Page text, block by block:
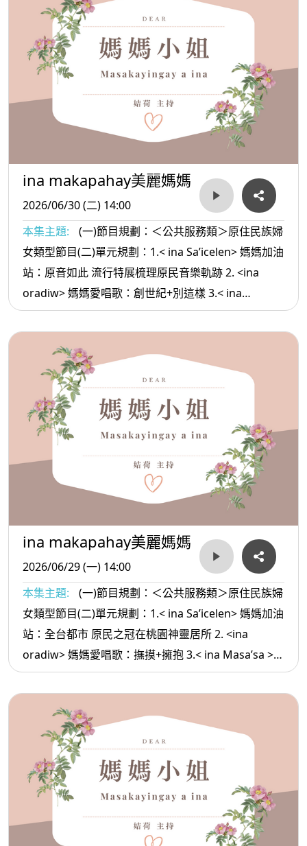
ina makapahay美麗媽媽
2026/06/30 (二) 14:00
本集主題:
(一)節目規劃：＜公共服務類＞原住民族婦
女類型節目(二)單元規劃：1.< ina Sa’icelen> 媽媽加油
站：原音如此 流行特展梳理原民音樂軌跡 2. <ina
oradiw> 媽媽愛唱歌：創世紀+別這樣 3.< ina
Masa’sa >媽媽放輕鬆:人生 只有單程票
ina makapahay美麗媽媽
2026/06/29 (一) 14:00
本集主題:
(一)節目規劃：＜公共服務類＞原住民族婦
女類型節目(二)單元規劃：1.< ina Sa’icelen> 媽媽加油
站：全台都市 原民之冠在桃園神靈居所 2. <ina
oradiw> 媽媽愛唱歌：撫摸+擁抱 3.< ina Masa’sa >媽
媽放輕鬆:人生必須的六種方法